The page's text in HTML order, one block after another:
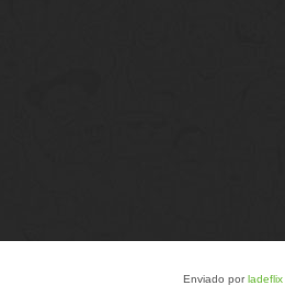
Enviado porladeflix